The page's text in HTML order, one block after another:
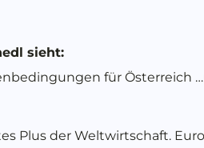
sieht:
für Österreich
Plus der Weltwirtschaft.